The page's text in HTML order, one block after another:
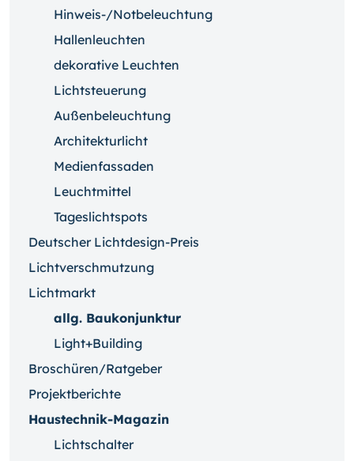
Hinweis-/Notbeleuchtung
Hallenleuchten
dekorative Leuchten
Lichtsteuerung
Außenbeleuchtung
Architekturlicht
Medienfassaden
Leuchtmittel
Tageslichtspots
Deutscher Lichtdesign-Preis
Lichtverschmutzung
Lichtmarkt
allg. Baukonjunktur
Light+Building
Broschüren/Ratgeber
Projektberichte
Haustechnik-Magazin
Lichtschalter